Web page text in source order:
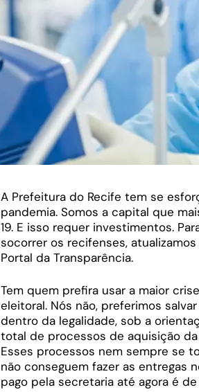
A Prefeitura do Recife tem se
pandemia. Somos a capital que
19. E isso requer investimentos.
socorrer os recifenses,
Portal da Transparência.
Tem quem prefira usar a maior
eleitoral. Nós não, preferimos
dentro da legalidade, sob a
total de processos de aquisição
Esses processos nem sempre se
não conseguem fazer as entregas
pago pela secretaria até agora é de